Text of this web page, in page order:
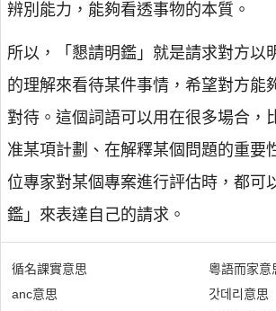
辨別能力，能夠看透事物的本質。
所以，「懇請明鑑」就是請求對方以
的理解來看待某件事情，希望對方能
對待。這個詞語可以用在很多場合，
准某項計劃、在解釋某個問題的重要
位專家對某個專案進行評估時，都可
鑑」來表達自己的請求。
循名課實意思
anc意思
粵語而家意
갓데리意思